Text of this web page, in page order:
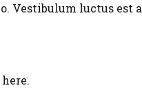
Vestibulum luctus est